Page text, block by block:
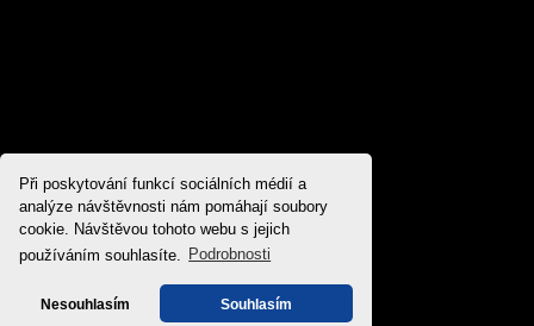
Při poskytování funkcí sociálních médií a
analýze návštěvnosti nám pomáhají soubory
cookie. Návštěvou tohoto webu s jejich
používáním souhlasíte.
Podrobnosti
Nesouhlasím Souhlasím